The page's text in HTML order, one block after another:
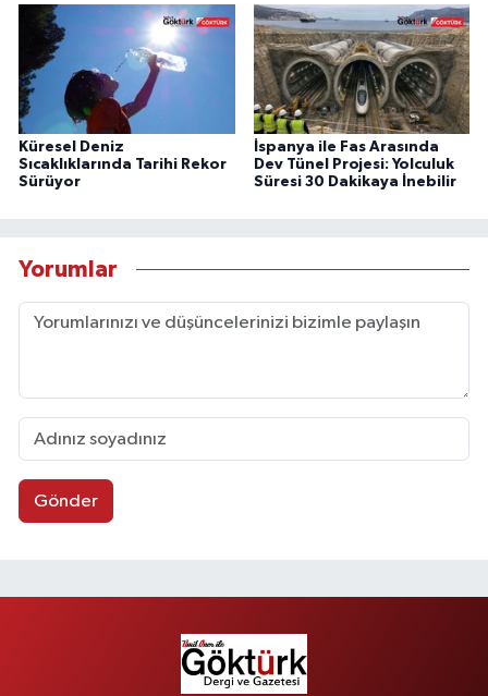
Küresel Deniz
Sıcaklıklarında Tarihi Rekor
Sürüyor
İspanya ile Fas Arasında
Dev Tünel Projesi: Yolculuk
Süresi 30 Dakikaya İnebilir
Yorumlar
Gönder